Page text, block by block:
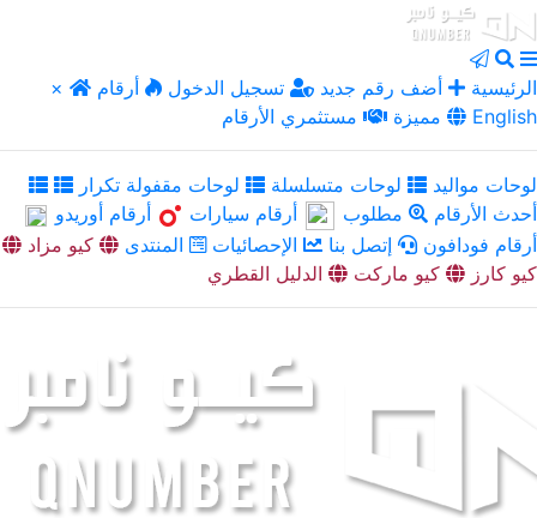
× الرئيسية أضف رقم جديد تسجيل الدخول
أرقام
مميزة
مستثمري الأرقام English
لوحات مواليد لوحات متسلسلة
لوحات مقفولة تكرار
أحدث الأرقام
مطلوب أرقام سيارات
أرقام أوريدو
أرقام فودافون
إتصل بنا الإحصائيات المنتدى
كيو مزاد
كيو كارز
كيو ماركت الدليل القطري